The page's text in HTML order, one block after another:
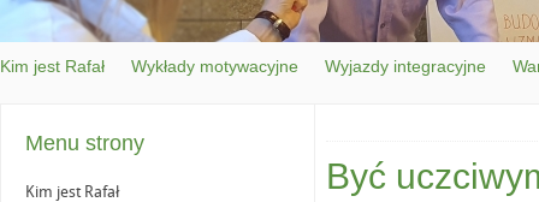
Kim jest Rafał Wykłady motywacyjne Wyjazdy integracyjne
Menu strony
Kim jest Rafał Być